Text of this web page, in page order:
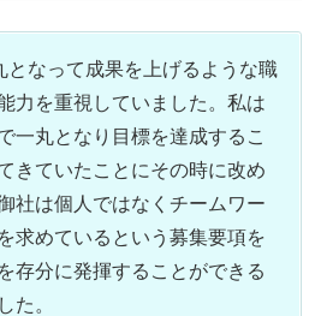
となって成果を上げるような職
力を重視していました。私は
一丸となり目標を達成するこ
きていたことにその時に改め
社は個人ではなくチームワー
求めているという募集要項を
存分に発揮することができる
た。